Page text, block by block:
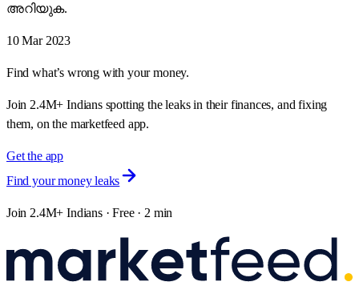
അറിയുക.
10 Mar 2023
Find what’s wrong with your money.
Join 2.4M+ Indians spotting the leaks in their finances, and fixing
them, on the marketfeed app.
Get the app
Find your money leaks
Join 2.4M+ Indians · Free · 2 min